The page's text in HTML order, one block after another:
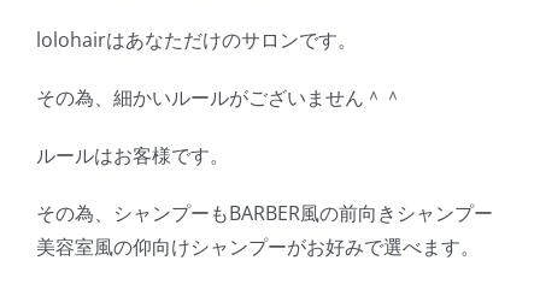
lolohairはあなただけのサロンです。
その為、細かいルールがございません＾＾
ルールはお客様です。
その為、シャンプーもBARBER風の前向きシャンプー
美容室風の仰向けシャンプーがお好みで選べます。